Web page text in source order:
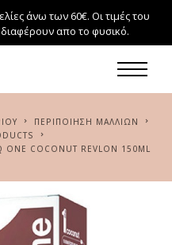
άνω των 60€. Οι τιμές του
απο το φυσικό.
ΠΕΡΙΠΟΙΗΣΗ ΜΑΛΛΙΩΝ
COCONUT REVLON 150ML